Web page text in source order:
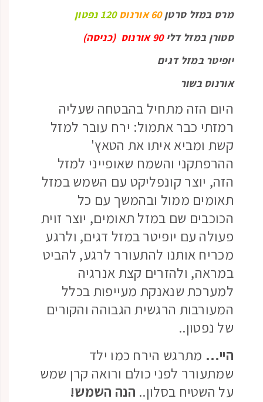
מרס במזל סרטן60 אורנוס
120 נפטון
סטורן במזל דלי90 אורנוס (כניסה)
יופיטר במזל דגים
אורנוס בשור
היום הזה מתחיל בהבטחה שעליה
רמזתי כבר אתמול: ירח עובר למזל
קשת ומביא איתו את הטאץ'
ההרפתקני והשמח שאופייני למזל
הזה, יוצר קונפליקט עם השמש במזל
תאומים ממול ובהמשך עם כל
הכוכבים שם במזל תאומים, יוצר זוית
פעולה עם יופיטר במזל דגים, ולרגע
מכריח אותנו להתעורר לרגע, להביט
במראה, ולהזרים קצת אנרגיה
למערכת שנאנקת מעייפות בכלל
המעורבות הרגשית הגבוהה והקורים
של נפטון..
היי… מתרגש הירח כמו ילד
שמתעורר לפני כולם ורואה קרן שמש
על השטיח בסלון.. הנה השמש!